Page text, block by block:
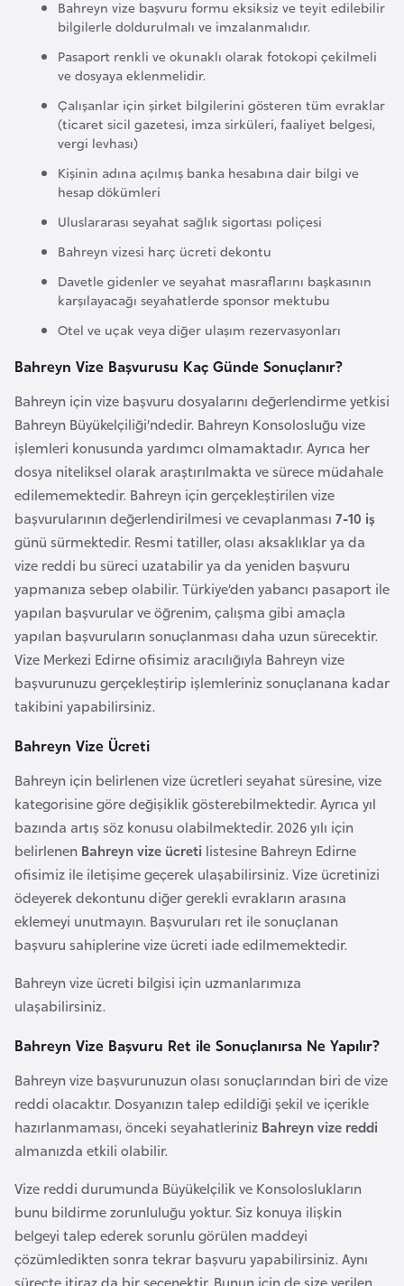
Bahreyn vize başvuru formu eksiksiz ve teyit edilebilir
bilgilerle doldurulmalı ve imzalanmalıdır.
Pasaport renkli ve okunaklı olarak fotokopi çekilmeli
ve dosyaya eklenmelidir.
Çalışanlar için şirket bilgilerini gösteren tüm evraklar
(ticaret sicil gazetesi, imza sirküleri, faaliyet belgesi,
vergi levhası)
Kişinin adına açılmış banka hesabına dair bilgi ve
hesap dökümleri
Uluslararası seyahat sağlık sigortası poliçesi
Bahreyn vizesi harç ücreti dekontu
Davetle gidenler ve seyahat masraflarını başkasının
karşılayacağı seyahatlerde sponsor mektubu
Otel ve uçak veya diğer ulaşım rezervasyonları
Bahreyn Vize Başvurusu Kaç Günde Sonuçlanır?
Bahreyn için vize başvuru dosyalarını değerlendirme yetkisi
Bahreyn Büyükelçiliği’ndedir. Bahreyn Konsolosluğu vize
işlemleri konusunda yardımcı olmamaktadır. Ayrıca her
dosya niteliksel olarak araştırılmakta ve sürece müdahale
edilememektedir. Bahreyn için gerçekleştirilen vize
başvurularının değerlendirilmesi ve cevaplanması 7-10 iş
günü sürmektedir. Resmi tatiller, olası aksaklıklar ya da
vize reddi bu süreci uzatabilir ya da yeniden başvuru
yapmanıza sebep olabilir. Türkiye’den yabancı pasaport ile
yapılan başvurular ve öğrenim, çalışma gibi amaçla
yapılan başvuruların sonuçlanması daha uzun sürecektir.
Vize Merkezi Edirne ofisimiz aracılığıyla Bahreyn vize
başvurunuzu gerçekleştirip işlemleriniz sonuçlanana kadar
takibini yapabilirsiniz.
Bahreyn Vize Ücreti
Bahreyn için belirlenen vize ücretleri seyahat süresine, vize
kategorisine göre değişiklik gösterebilmektedir. Ayrıca yıl
bazında artış söz konusu olabilmektedir. 2026 yılı için
belirlenen Bahreyn vize ücreti listesine Bahreyn Edirne
ofisimiz ile iletişime geçerek ulaşabilirsiniz. Vize ücretinizi
ödeyerek dekontunu diğer gerekli evrakların arasına
eklemeyi unutmayın. Başvuruları ret ile sonuçlanan
başvuru sahiplerine vize ücreti iade edilmemektedir.
Bahreyn vize ücreti bilgisi için uzmanlarımıza
ulaşabilirsiniz.
Bahreyn Vize Başvuru Ret ile Sonuçlanırsa Ne Yapılır?
Bahreyn vize başvurunuzun olası sonuçlarından biri de vize
reddi olacaktır. Dosyanızın talep edildiği şekil ve içerikle
hazırlanmaması, önceki seyahatleriniz Bahreyn vize reddi
almanızda etkili olabilir.
Vize reddi durumunda Büyükelçilik ve Konsoloslukların
bunu bildirme zorunluluğu yoktur. Siz konuya ilişkin
belgeyi talep ederek sorunlu görülen maddeyi
çözümledikten sonra tekrar başvuru yapabilirsiniz. Aynı
B
u
l
g
a
r
i
s
t
a
n
B
u
r
i
n
a
F
a
s
o
Ç
d
Ç
e
k
h
u
r
i
y